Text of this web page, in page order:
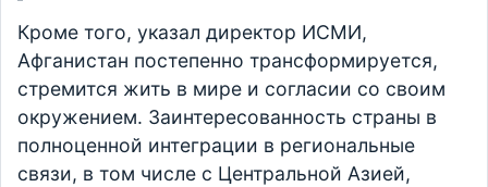
Кроме того, указал директор ИСМИ,
Афганистан постепенно трансформируется,
стремится жить в мире и согласии со своим
окружением. Заинтересованность страны в
полноценной интеграции в региональные
связи, в том числе с Центральной Азией,